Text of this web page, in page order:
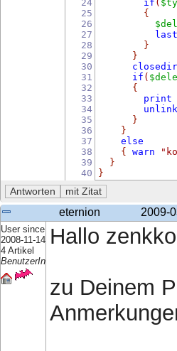
24
25
26
27
28
29
30
31
32
33
34
35
36
37
38
39
40
if (
{
}
}
if (
{
print
}
}
else
{
warn
}
}
eternion 2009-
User since
2008-11-14
4 Artikel
BenutzerIn
Hallo
zu Deinem